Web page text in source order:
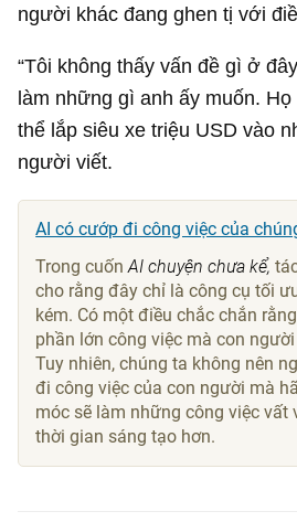
người khác đang ghen tị với
“Tôi không thấy vấn đề gì ở
làm những gì anh ấy muốn.
thể lắp siêu xe triệu USD vào
người viết.
AI có cướp đi công việc của
Trong cuốnAI chuyện chưa kể,
cho rằng đây chỉ là công cụ tối
kém. Có một điều chắc chắn
phần lớn công việc mà con
Tuy nhiên, chúng ta không nên
đi công việc của con người mà
móc sẽ làm những công việc vất
thời gian sáng tạo hơn.